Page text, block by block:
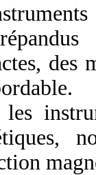
des
les